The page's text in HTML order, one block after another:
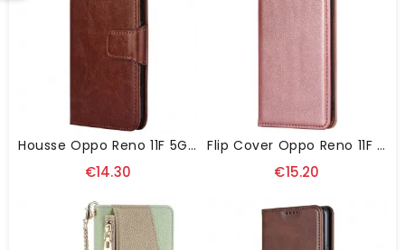
Housse Oppo Reno 11F 5G Vintage
€14.30
Flip Cover Oppo Reno 11F 5G Texture Cuir
€15.20